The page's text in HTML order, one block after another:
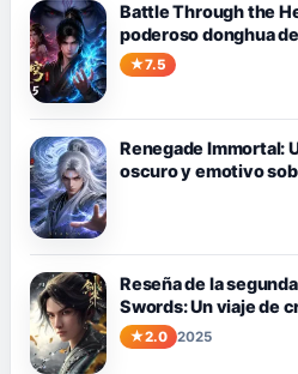
Battle Through the
poderoso donghua
ver7.5
Renegade Immortal:
oscuro y emotivo
Reseña de la
Swords: Un viaje de
2.0 2025